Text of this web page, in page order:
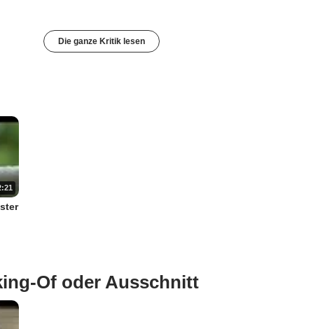
Die ganze Kritik lesen
Of oder Ausschnitt